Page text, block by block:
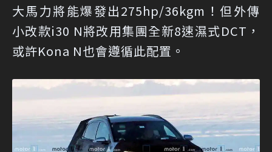
大馬力將能爆發出275hp/36kgm！但外傳
小改款i30 N將改用集團全新8速濕式DCT，
或許Kona N也會遵循此配置。